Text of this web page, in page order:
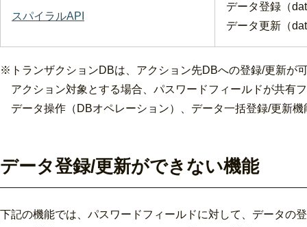
スパイラルAPI
データ登録（
データ更新（
※トランザクションDBは、アクション先DBへの登録/更新が
アクション対象とする場合、パスワードフィールドが共有
データ操作（DBオペレーション）、データ一括登録/更新
データ登録/更新ができない機能
下記の機能では、パスワードフィールドに対して、データの